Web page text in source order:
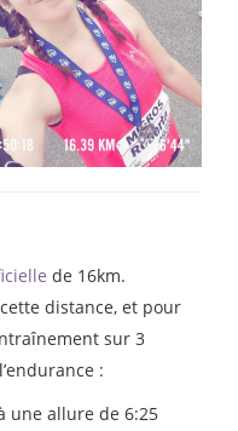
de 16km.
distance, et pour
sur 3
:
une allure de 6:25